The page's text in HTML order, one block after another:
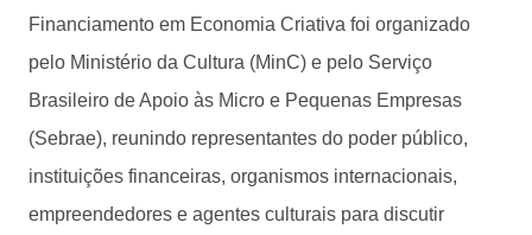
Financiamento em Economia Criativa foi organizado
pelo Ministério da Cultura (MinC) e pelo Serviço
Brasileiro de Apoio às Micro e Pequenas Empresas
(Sebrae), reunindo representantes do poder público,
instituições financeiras, organismos internacionais,
empreendedores e agentes culturais para discutir